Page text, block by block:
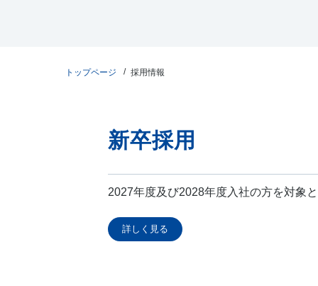
トップページ 採用情報
新卒採用
2027年度及び2028年度入社の方を対象
詳しく見る